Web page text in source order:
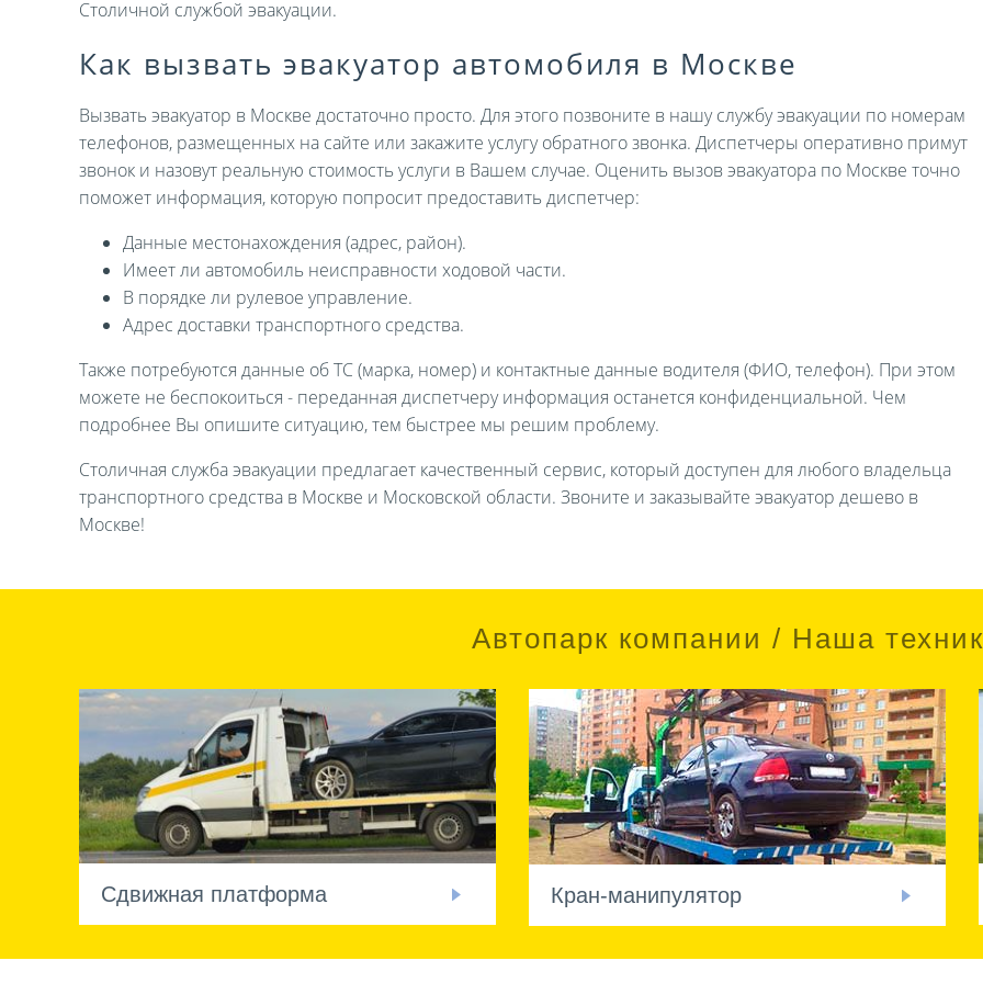
Столичной службой эвакуации.
Как вызвать эвакуатор автомобиля в Москве
Вызвать эвакуатор в Москве достаточно просто. Для этого позвоните в нашу службу эвакуации по номерам
телефонов, размещенных на сайте или закажите услугу обратного звонка. Диспетчеры оперативно примут
звонок и назовут реальную стоимость услуги в Вашем случае. Оценить вызов эвакуатора по Москве точно
поможет информация, которую попросит предоставить диспетчер:
Данные местонахождения (адрес, район).
Имеет ли автомобиль неисправности ходовой части.
В порядке ли рулевое управление.
Адрес доставки транспортного средства.
Также потребуются данные об ТС (марка, номер) и контактные данные водителя (ФИО, телефон). При этом
можете не беспокоиться - переданная диспетчеру информация останется конфиденциальной. Чем
подробнее Вы опишите ситуацию, тем быстрее мы решим проблему.
Столичная служба эвакуации предлагает качественный сервис, который доступен для любого владельца
транспортного средства в Москве и Московской области. Звоните и заказывайте эвакуатор дешево в
Москве!
Автопарк компании / Наша
Сдвижная платформа Кран-манипулятор